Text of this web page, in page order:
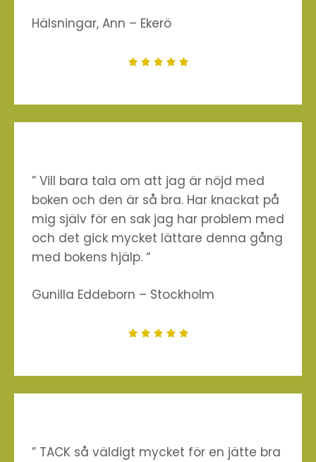
Hälsningar, Ann – Ekerö
    
” Vill bara tala om att jag är nöjd med
boken och den är så bra. Har knackat på
mig själv för en sak jag har problem med
och det gick mycket lättare denna gång
med bokens hjälp. “
Gunilla Eddeborn – Stockholm
    
” TACK så väldigt mycket för en jätte bra